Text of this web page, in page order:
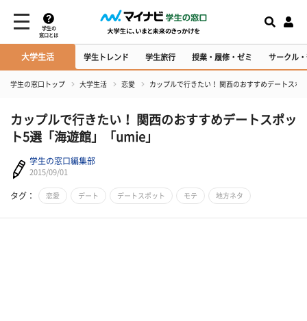
学生の
窓口とは
大学生活 学生トレンド 学生旅行 授業・履修・ゼミ サークル
学生の窓口トップ 大学生活 恋愛 カップルで行きたい！ 関西のおすすめデートスポ
カップルで行きたい！ 関西のおすすめデートスポッ
ト5選「海遊館」「umie」
学生の窓口編集部
2015/09/01
タグ： 恋愛 デート デートスポット モテ 地方ネタ